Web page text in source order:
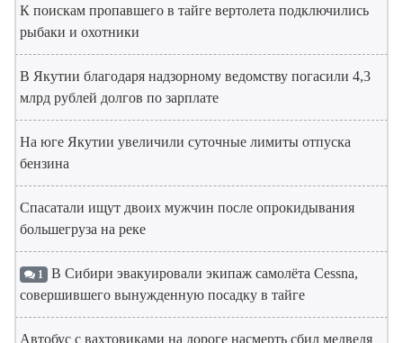
К поискам пропавшего в тайге вертолета подключились
рыбаки и охотники
В Якутии благодаря надзорному ведомству погасили 4,3
млрд рублей долгов по зарплате
На юге Якутии увеличили суточные лимиты отпуска
бензина
Спасатали ищут двоих мужчин после опрокидывания
большегруза на реке
1 В Сибири эвакуировали экипаж самолёта Cessna,
совершившего вынужденную посадку в тайге
Автобус с вахтовиками на дороге насмерть сбил медведя